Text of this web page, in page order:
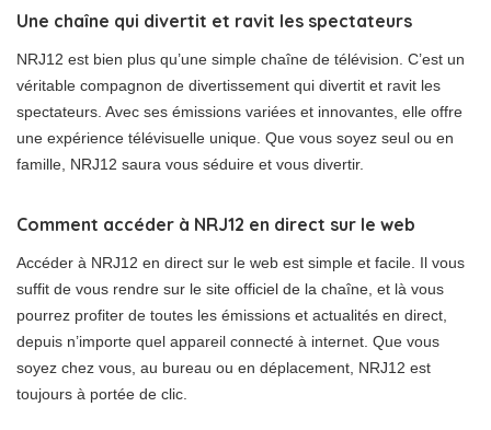
Une chaîne qui divertit et ravit les spectateurs
NRJ12 est bien plus qu’une simple chaîne de télévision. C’est un
véritable compagnon de divertissement qui divertit et ravit les
spectateurs. Avec ses émissions variées et innovantes, elle offre
une expérience télévisuelle unique. Que vous soyez seul ou en
famille, NRJ12 saura vous séduire et vous divertir.
Comment accéder à NRJ12 en direct sur le web
Accéder à NRJ12 en direct sur le web est simple et facile. Il vous
suffit de vous rendre sur le site officiel de la chaîne, et là vous
pourrez profiter de toutes les émissions et actualités en direct,
depuis n’importe quel appareil connecté à internet. Que vous
soyez chez vous, au bureau ou en déplacement, NRJ12 est
toujours à portée de clic.